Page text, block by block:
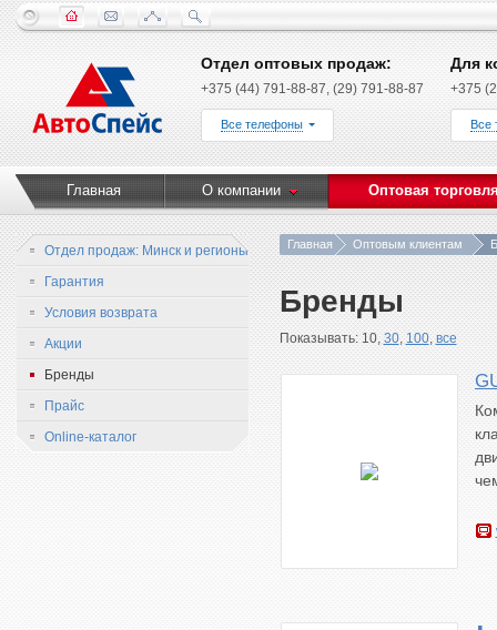
Отдел оптовых продаж:
+375 (44) 791-88-87, (29) 791-88-87
Все телефоны
Для
+375
Все
Главная О компании Оптовая
Отдел продаж: Минск и регионы
Гарантия
Условия возврата
Акции
Бренды
Прайс
Online-каталог
Главная Оптовым клиентам
Бренды
Показывать: 10,30,100,все